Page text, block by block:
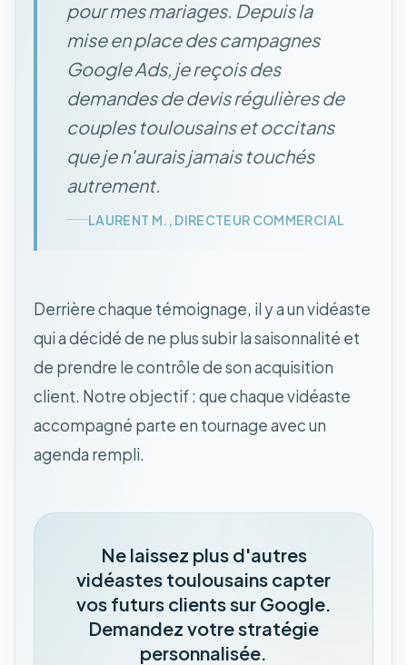
pour mes mariages. Depuis la
mise en place des campagnes
Google Ads, je reçois des
demandes de devis régulières de
couples toulousains et occitans
que je n'aurais jamais touchés
autrement.
LAURENT M., DIRECTEUR COMMERCIAL
Derrière chaque témoignage, il y a un vidéaste
qui a décidé de ne plus subir la saisonnalité et
de prendre le contrôle de son acquisition
client. Notre objectif : que chaque vidéaste
accompagné parte en tournage avec un
agenda rempli.
Ne laissez plus d'autres
vidéastes toulousains capter
vos futurs clients sur Google.
Demandez votre stratégie
personnalisée.